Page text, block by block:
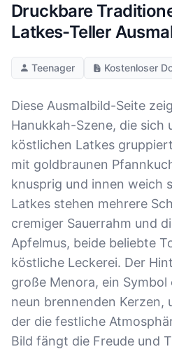
Druckbare
Latkes-Teller
Teenager Kostenloser
Diese Ausmalbild-Seite
Hanukkah-Szene, die sich
köstlichen Latkes
mit goldbraunen
knusprig und innen weich
Latkes stehen mehrere
cremiger Sauerrahm und
Apfelmus, beide beliebte
köstliche Leckerei. Der
große Menora, ein Symbol
neun brennenden Kerzen,
der die festliche
Bild fängt die Freude und